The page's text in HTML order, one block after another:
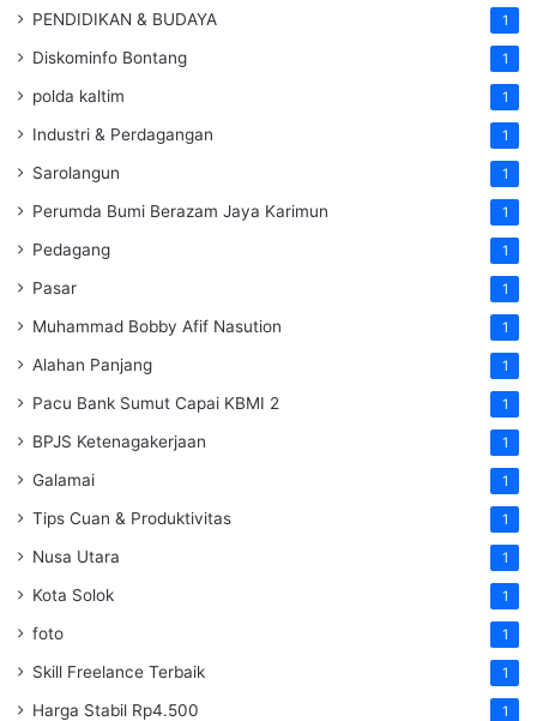
PENDIDIKAN & BUDAYA 1
Diskominfo Bontang 1
polda kaltim 1
Industri & Perdagangan 1
Sarolangun 1
Perumda Bumi Berazam Jaya Karimun 1
Pedagang 1
Pasar 1
Muhammad Bobby Afif Nasution 1
Alahan Panjang 1
Pacu Bank Sumut Capai KBMI 2 1
BPJS Ketenagakerjaan 1
Galamai 1
Tips Cuan & Produktivitas 1
Nusa Utara 1
Kota Solok 1
foto 1
Skill Freelance Terbaik 1
Harga Stabil Rp4.500 1